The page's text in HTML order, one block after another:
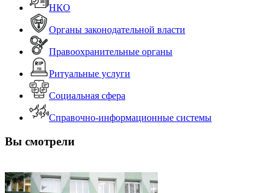
НКО
Органы законодательной власти
Правоохранительные органы
Ритуальные услуги
Социальная сфера
Справочно-информационные системы
Вы смотрели